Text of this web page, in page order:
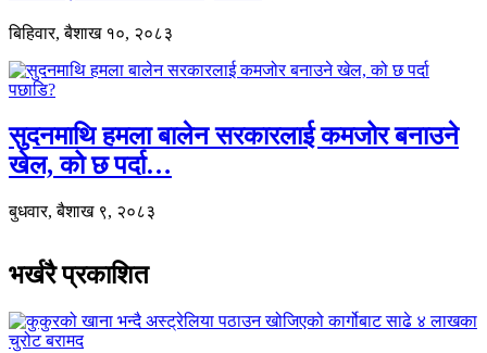
बिहिवार, बैशाख १०, २०८३
सुदनमाथि हमला बालेन सरकारलाई कमजोर बनाउने
खेल, को छ पर्दा…
बुधवार, बैशाख ९, २०८३
भर्खरै प्रकाशित